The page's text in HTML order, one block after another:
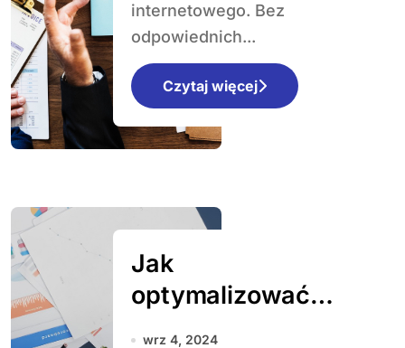
internetowego. Bez
odpowiednich...
Czytaj więcej
Jak
optymalizować
content pillar i
wrz 4, 2024